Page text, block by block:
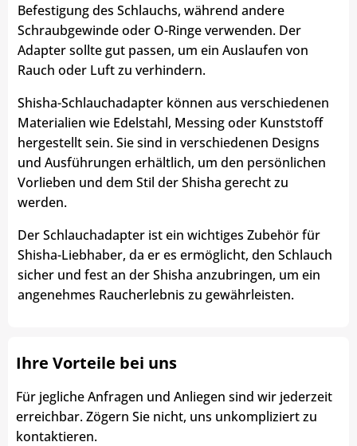
Befestigung des Schlauchs, während andere
Schraubgewinde oder O-Ringe verwenden. Der
Adapter sollte gut passen, um ein Auslaufen von
Rauch oder Luft zu verhindern.
Shisha-Schlauchadapter können aus verschiedenen
Materialien wie Edelstahl, Messing oder Kunststoff
hergestellt sein. Sie sind in verschiedenen Designs
und Ausführungen erhältlich, um den persönlichen
Vorlieben und dem Stil der Shisha gerecht zu
werden.
Der Schlauchadapter ist ein wichtiges Zubehör für
Shisha-Liebhaber, da er es ermöglicht, den Schlauch
sicher und fest an der Shisha anzubringen, um ein
angenehmes Raucherlebnis zu gewährleisten.
Ihre Vorteile bei uns
Für jegliche Anfragen und Anliegen sind wir jederzeit
erreichbar. Zögern Sie nicht, uns unkompliziert zu
kontaktieren.